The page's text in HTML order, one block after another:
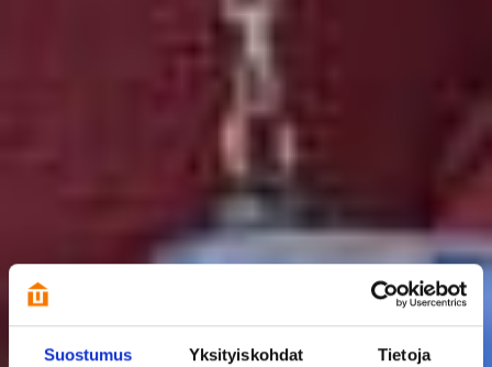
Suostumus Yksityiskohdat Tietoja